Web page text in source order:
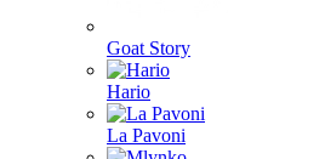
Goat Story
Hario
La Pavoni